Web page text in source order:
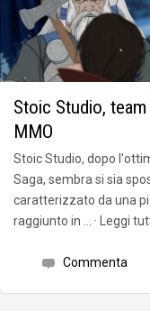
Stoic Studio,
MMO
Stoic Studio, dopo
Saga, sembra si sia
caratterizzato da una
raggiunto in … · Leggi
Commenta